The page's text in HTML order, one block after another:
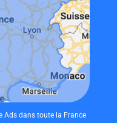
Ads dans toute la France